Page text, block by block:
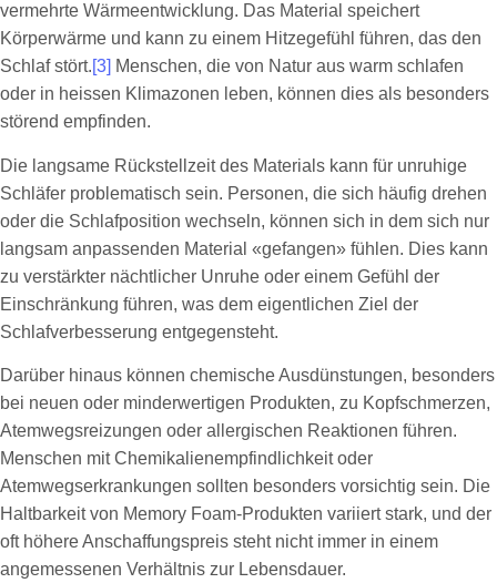
vermehrte Wärmeentwicklung. Das Material speichert
Körperwärme und kann zu einem Hitzegefühl führen, das den
Schlaf stört.[3] Menschen, die von Natur aus warm schlafen
oder in heissen Klimazonen leben, können dies als besonders
störend empfinden.
Die langsame Rückstellzeit des Materials kann für unruhige
Schläfer problematisch sein. Personen, die sich häufig drehen
oder die Schlafposition wechseln, können sich in dem sich nur
langsam anpassenden Material «gefangen» fühlen. Dies kann
zu verstärkter nächtlicher Unruhe oder einem Gefühl der
Einschränkung führen, was dem eigentlichen Ziel der
Schlafverbesserung entgegensteht.
Darüber hinaus können chemische Ausdünstungen, besonders
bei neuen oder minderwertigen Produkten, zu Kopfschmerzen,
Atemwegsreizungen oder allergischen Reaktionen führen.
Menschen mit Chemikalienempfindlichkeit oder
Atemwegserkrankungen sollten besonders vorsichtig sein. Die
Haltbarkeit von Memory Foam-Produkten variiert stark, und der
oft höhere Anschaffungspreis steht nicht immer in einem
angemessenen Verhältnis zur Lebensdauer.